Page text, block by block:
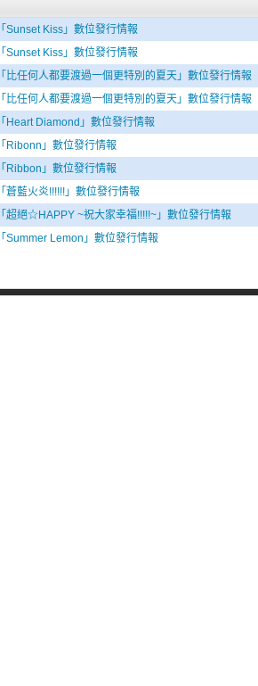
「Sunset Kiss」數位發行情報
「Sunset Kiss」數位發行情報
「比任何人都要渡過一個更特別的夏天」數位發行情報
「比任何人都要渡過一個更特別的夏天」數位發行情報
「Heart Diamond」數位發行情報
「Ribonn」數位發行情報
「Ribbon」數位發行情報
「蒼藍火炎!!!!!!」數位發行情報
「超絕☆HAPPY ~祝大家幸福!!!!!~」數位發行情報
「Summer Lemon」數位發行情報